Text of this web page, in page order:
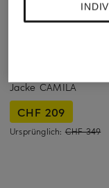
Jacke CAMILA
CHF 209
Ursprünglich: CHF 349